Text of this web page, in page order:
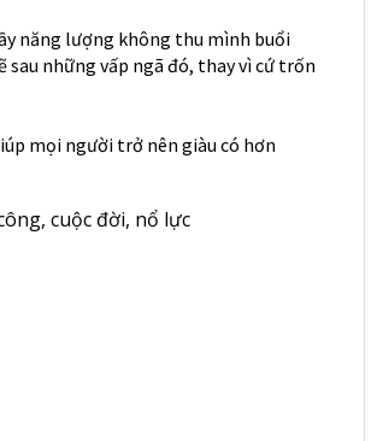
năng lượng không thu mình buổi
sau những vấp ngã đó, thay vì cứ trốn
mọi người trở nên giàu có hơn
, cuộc đời, nổ lực